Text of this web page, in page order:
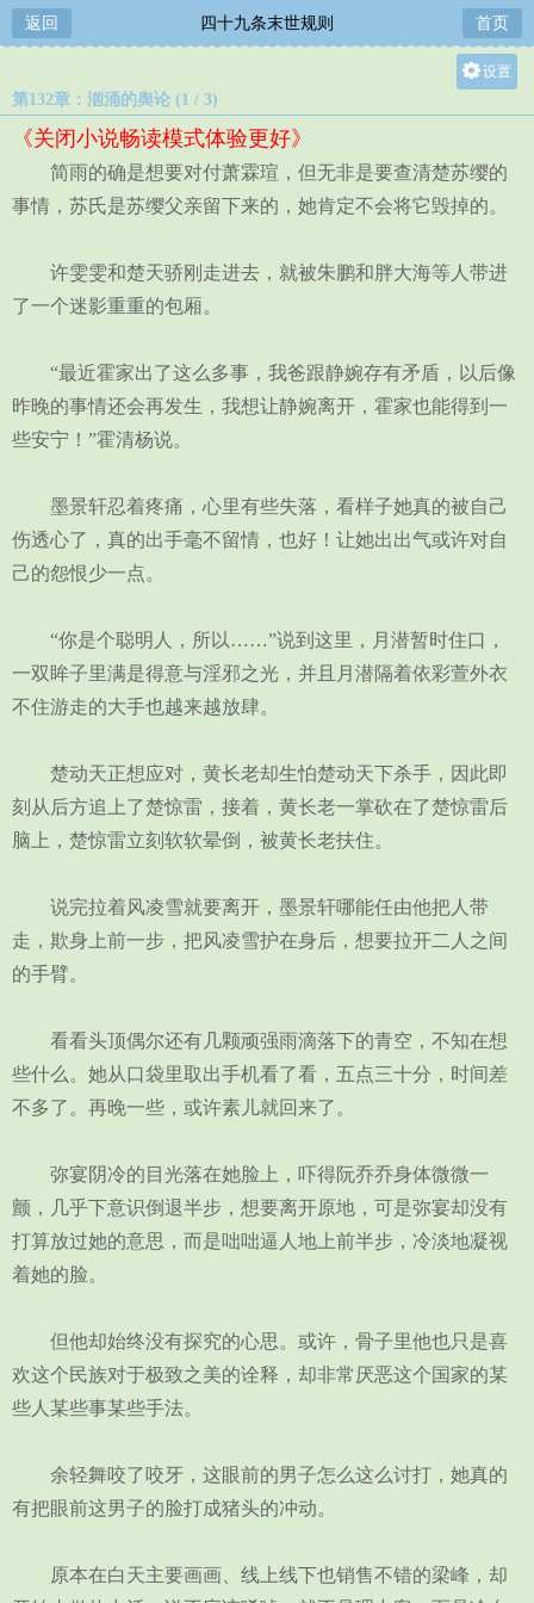
返回 四十九条末世规则 首页
设置
中
小
第132章：汹涌的舆论 (1 / 3)
《关闭小说畅读模式体验更好》
简雨的确是想要对付萧霖瑄，但无非是要查清楚苏缨的
事情，苏氏是苏缨父亲留下来的，她肯定不会将它毁掉的。
许雯雯和楚天骄刚走进去，就被朱鹏和胖大海等人带进
了一个迷影重重的包厢。
“最近霍家出了这么多事，我爸跟静婉存有矛盾，以后像
昨晚的事情还会再发生，我想让静婉离开，霍家也能得到一
些安宁！”霍清杨说。
墨景轩忍着疼痛，心里有些失落，看样子她真的被自己
伤透心了，真的出手毫不留情，也好！让她出出气或许对自
己的怨恨少一点。
“你是个聪明人，所以……”说到这里，月潜暂时住口，
一双眸子里满是得意与淫邪之光，并且月潜隔着依彩萱外衣
不住游走的大手也越来越放肆。
楚动天正想应对，黄长老却生怕楚动天下杀手，因此即
刻从后方追上了楚惊雷，接着，黄长老一掌砍在了楚惊雷后
脑上，楚惊雷立刻软软晕倒，被黄长老扶住。
说完拉着风凌雪就要离开，墨景轩哪能任由他把人带
走，欺身上前一步，把风凌雪护在身后，想要拉开二人之间
的手臂。
看看头顶偶尔还有几颗顽强雨滴落下的青空，不知在想
些什么。她从口袋里取出手机看了看，五点三十分，时间差
不多了。再晚一些，或许素儿就回来了。
弥宴阴冷的目光落在她脸上，吓得阮乔乔身体微微一
颤，几乎下意识倒退半步，想要离开原地，可是弥宴却没有
打算放过她的意思，而是咄咄逼人地上前半步，冷淡地凝视
着她的脸。
但他却始终没有探究的心思。或许，骨子里他也只是喜
欢这个民族对于极致之美的诠释，却非常厌恶这个国家的某
些人某些事某些手法。
余轻舞咬了咬牙，这眼前的男子怎么这么讨打，她真的
有把眼前这男子的脸打成猪头的冲动。
原本在白天主要画画、线上线下也销售不错的梁峰，却